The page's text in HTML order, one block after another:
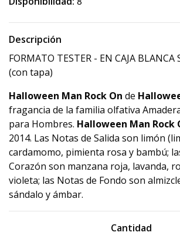
Descripción
FORMATO TESTER - EN CAJA BLANCA
(con tapa)
Halloween Man Rock On de
fragancia de la familia olfativa
para Hombres. Halloween Man Rock
2014. Las Notas de Salida son limón
cardamomo, pimienta rosa y bambú;
Corazón son manzana roja, lavanda,
violeta; las Notas de Fondo son
sándalo y ámbar.
Cantidad